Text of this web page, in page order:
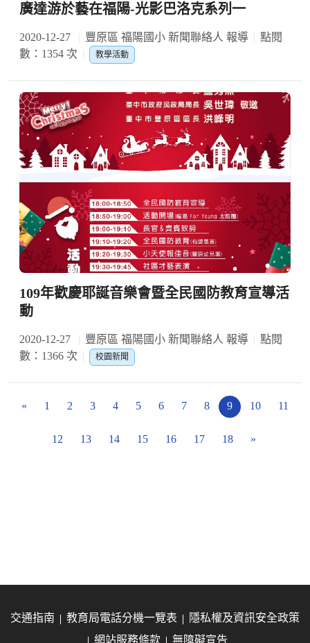
廣達游於藝在福陽-光影巴洛克系列一
2020-12-27 豐原區 福陽國小 新聞聯絡人 報導
點閱
數：1354 次
教學活動
109年歡慶耶誕音樂會暨全民國防教育宣導活
動
2020-12-27 豐原區 福陽國小 新聞聯絡人 報導
點閱
數：1366 次
校園新聞
« 1 2 3 4 5 6 7 8 9 10 11
12 13 14 15 16 17 18 »
交通指南 教育局電話分機一覽表
隱私權及資訊安全政策
網站服務條款
無障礙宣告